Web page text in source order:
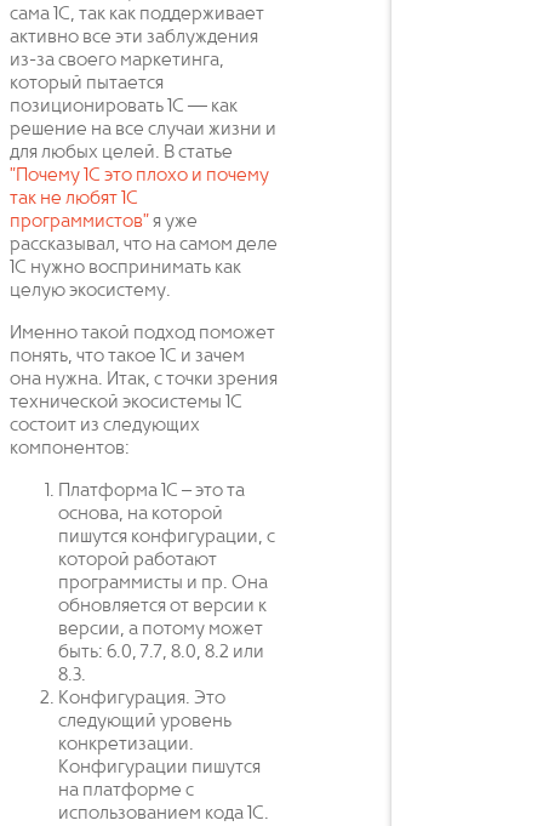
сама 1С, так как поддерживает
активно все эти заблуждения
из-за своего маркетинга,
который пытается
позиционировать 1С — как
решение на все случаи жизни и
для любых целей. В статье
"Почему 1С это плохо и почему
так не любят 1С
программистов"я уже
рассказывал, что на самом деле
1С нужно воспринимать как
целую экосистему.
Именно такой подход поможет
понять, что такое 1С и зачем
она нужна. Итак, с точки зрения
технической экосистемы 1С
состоит из следующих
компонентов:
Платформа 1С – это та
основа, на которой
пишутся конфигурации, с
которой работают
программисты и пр. Она
обновляется от версии к
версии, а потому может
быть: 6.0, 7.7, 8.0, 8.2 или
8.3.
Конфигурация. Это
следующий уровень
конкретизации.
Конфигурации пишутся
на платформе с
использованием кода 1С.